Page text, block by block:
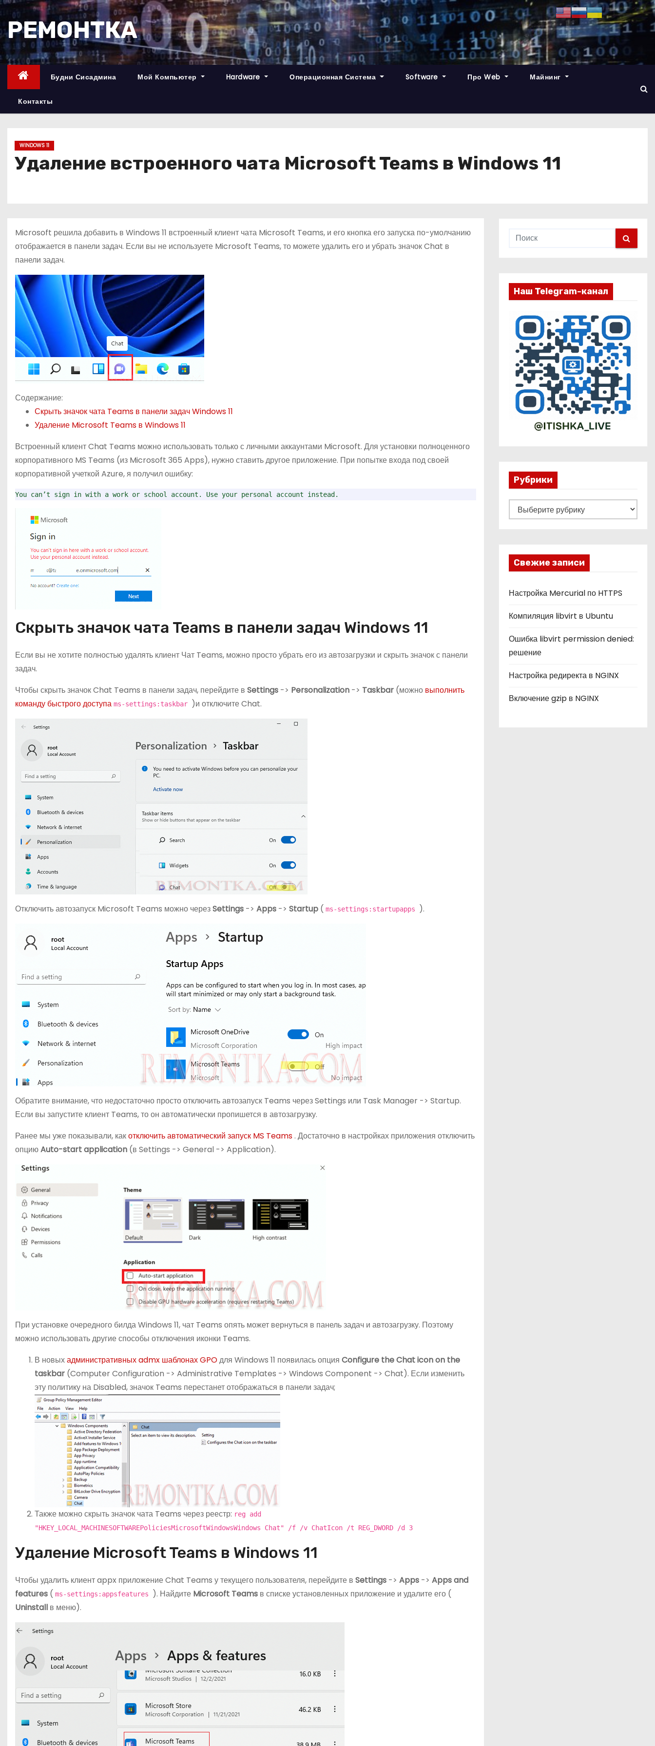
П
р
е
й
с
РЕМОНТКА
Будни Сисадмина Мой Компьютер Hardware Операционная Система Software Про Web Майнинг
Контакты
WINDOWS 11
Удаление встроенного чата Microsoft Teams в Windows 11
Microsoft решила добавить в Windows 11 встроенный клиент чата Microsoft Teams, и его кнопка его запуска по-умолчанию
отображается в панели задач. Если вы не используете Microsoft Teams, то можете удалить его и убрать значок Chat в
панели задач.
Содержание:
Скрыть значок чата Teams в панели задач Windows 11
Удаление Microsoft Teams в Windows 11
Встроенный клиент Chat Teams можно использовать только с личными аккаунтами Microsoft. Для установки полноценного
корпоративного MS Teams (из Microsoft 365 Apps), нужно ставить другое приложение. При попытке входа под своей
корпоративной учеткой Azure, я получил ошибку:
You can’t sign in with a work or school account. Use your personal account instead.
Скрыть значок чата Teams в панели задач Windows 11
Если вы не хотите полностью удалять клиент Чат Teams, можно просто убрать его из автозагрузки и скрыть значок с панели
задач.
Чтобы скрыть значок Chat Teams в панели задач, перейдите в Settings -> Personalization -> Taskbar (можно выполнить
команду быстрого доступа ms-settings:taskbar )и отключите Chat.
Отключить автозапуск Microsoft Teams можно черезSettings -> Apps -> Startup ( ms-settings:startupapps ).
Обратите внимание, что недостаточно просто отключить автозапуск Teams через Settings или Task Manager -> Startup.
Если вы запустите клиент Teams, то он автоматически пропишется в автозагрузку.
Ранее мы уже показывали, какотключить автоматический запуск MS Teams. Достаточно в настройках приложения отключить
опциюAuto-start application (в Settings -> General -> Application).
При установке очередного билда Windows 11, чат Teams опять может вернуться в панель задач и автозагрузку. Поэтому
можно использовать другие способы отключения иконки Teams.
В новыхадминистративных admx шаблонах GPOдля Windows 11 появилась опция Configure the Chat icon on the
taskbar (Computer Configuration -> Administrative Templates -> Windows Component -> Chat). Если изменить
эту политику на Disabled, значок Teams перестанет отображаться в панели задач;
Также можно скрыть значок чата Teams через реестр: reg add
"HKEY_LOCAL_MACHINESOFTWAREPoliciesMicrosoftWindowsWindows Chat" /f /v ChatIcon /t REG_DWORD /d 3
Удаление Microsoft Teams в Windows 11
Чтобы удалить клиент appx приложение Chat Teams у текущего пользователя, перейдите в Settings -> Apps -> Apps and
features ( ms-settings:appsfeatures ). Найдите Microsoft Teams в списке установленных приложение и удалите его (
Uninstall в меню).
Наш Telegram-канал
Рубрики
у
к
и
Свежие записи
Настройка Mercurial по HTTPS
Компиляция libvirt в Ubuntu
Ошибка libvirt permission denied:
решение
Настройка редиректа в NGINX
Включение gzip в NGINX